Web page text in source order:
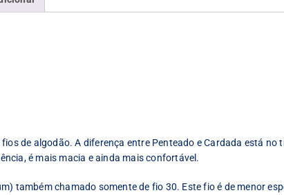
de algodão. A diferença entre Penteado e Cardada está
é mais macia e ainda mais confortável.
também chamado somente de fio 30. Este fio é de menor